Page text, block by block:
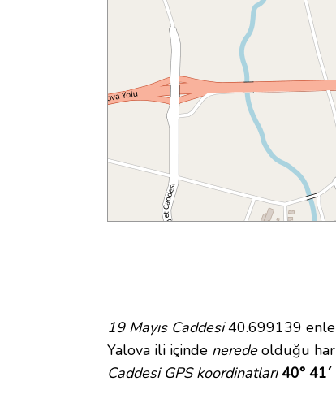
19 Mayıs Caddesi40.699139
Yalova ili içinde neredeolduğu
Caddesi GPS koordinatları 40°